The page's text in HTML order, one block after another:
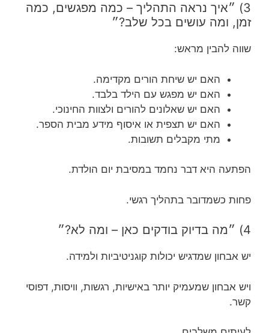
3) ״איך נראה התהליך – כמה מפגשים, כמה
זמן, ומה עושים בכל שלב?״
שווה להבין מראש:
האם יש שיחת הורים מקדימה.
האם יש מפגש עם הילד בלבד.
האם יש שאלונים להורים ולצוות החינוכי.
האם יש תצפית או איסוף מידע מבית הספר.
מתי מקבלים תשובות.
הפתעה היא דבר נחמד במסיבת יום הולדת.
פחות כשמדובר בתהליך רגשי.
4) ״מה בדיוק בודקים כאן – ומה לא?״
יש אבחון שמדגיש יכולות קוגניטיביות ולמידה.
ויש אבחון שמעמיק יותר באישיות, רגשות, וויסות, דפוסי
קשר.